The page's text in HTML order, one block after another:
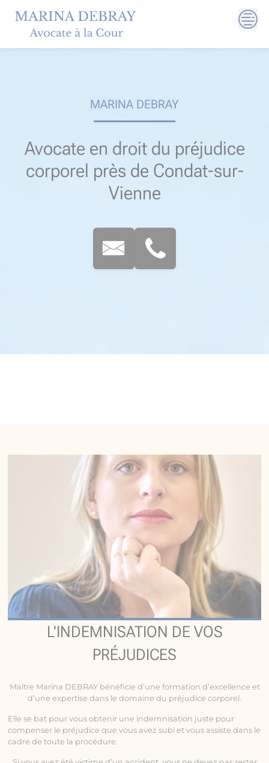
content
MARINA DEBRAY
Avocate en droit du préjudice
corporel près de Condat-sur-
Vienne
L'INDEMNISATION DE VOS
PRÉJUDICES
Maître Marina DEBRAY bénéficie d’une formation d’excellence et
d’une expertise dans le domaine du préjudice corporel.
Elle se bat pour vous obtenir une indemnisation juste pour
compenser le préjudice que vous avez subi et vous assiste dans le
cadre de toute la procédure.